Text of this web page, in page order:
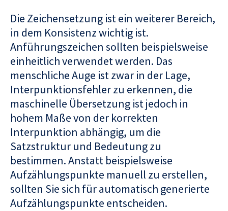
Die Zeichensetzung ist ein weiterer Bereich,
in dem Konsistenz wichtig ist.
Anführungszeichen sollten beispielsweise
einheitlich verwendet werden. Das
menschliche Auge ist zwar in der Lage,
Interpunktionsfehler zu erkennen, die
maschinelle Übersetzung ist jedoch in
hohem Maße von der korrekten
Interpunktion abhängig, um die
Satzstruktur und Bedeutung zu
bestimmen. Anstatt beispielsweise
Aufzählungspunkte manuell zu erstellen,
sollten Sie sich für automatisch generierte
Aufzählungspunkte entscheiden.